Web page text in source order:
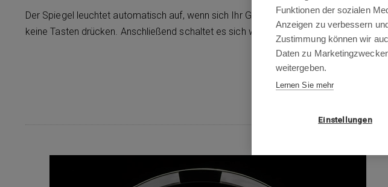
Der Spiegel leuchtet automatisch auf, wenn sich Ihr Gesicht nähert – Sie müssen
keine Tasten drücken. Anschließend schaltet es sich wieder aus.
Funktionen der sozialen
Anzeigen zu verbessern
Zustimmung können wir
Daten zu
weitergeben.
Lernen Sie mehr
Einstellungen